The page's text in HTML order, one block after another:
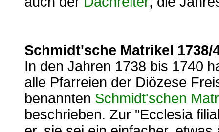
Schmidt'sche Matrikel 1738/
In den Jahren 1738 bis 1740
alle Pfarreien der Diözese
benannten Schmidt'schen
beschrieben. Zur "Ecclesia